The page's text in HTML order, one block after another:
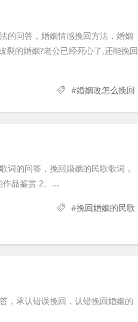
的问答，婚姻情感挽回方法，婚姻
裂的婚姻?老公已经死心了,还能挽回
#婚姻改怎么挽回
词的问答，挽回婚姻的民歌歌词，
作品鉴赏 2、...
#挽回婚姻的民歌
，承认错误挽回，认错挽回婚姻的